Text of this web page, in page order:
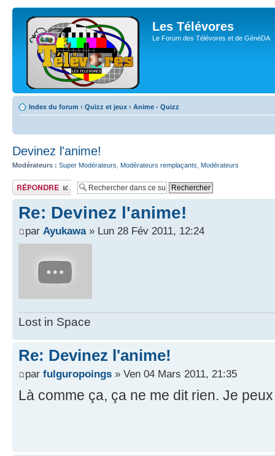
Les Télévores
Le Forum des Télévores et de GénéDA
Index du forum ‹ Quizz et jeux ‹ Anime - Quizz
Devinez l'anime!
Modérateurs : Super Modérateurs Modérateurs remplaçants Modérateurs
Publier une
réponse
Re: Devinez l'anime!
par Ayukawa» Lun 28 Fév 2011, 12:24
Lost in Space
Re: Devinez l'anime!
par fulguropoings » Ven 04 Mars 2011, 21:35
Là comme ça, ça ne me dit rien. Je